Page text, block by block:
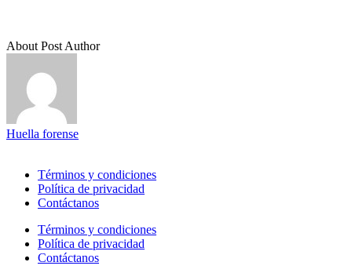
About Post Author
Huella forense
Términos y condiciones
Política de privacidad
Contáctanos
Términos y condiciones
Política de privacidad
Contáctanos